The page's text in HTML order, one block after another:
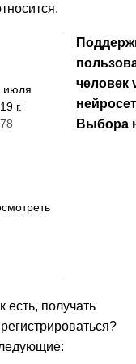
июля
г.
78
человек
Выбора
есть, получать